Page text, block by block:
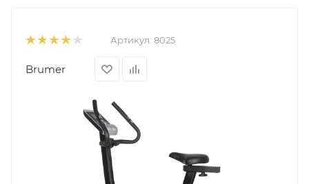
Артикул: 8025
Brumer